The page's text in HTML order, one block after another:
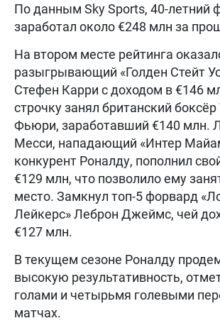
По данным Sky Sports, 40-летний
заработал около €248 млн за
На втором месте рейтинга
разыгрывающий «Голден Стейт
Стефен Карри с доходом в €146
строчку занял британский боксёр
Фьюри, заработавший €140 млн.
Месси, нападающий «Интер
конкурент Роналду, пополнил
€129 млн, что позволило ему
место. Замкнул топ-5 форвард
Лейкерс» Леброн Джеймс, чей
€127 млн.
В текущем сезоне Роналду
высокую результативность,
голами и четырьмя голевыми
матчах.